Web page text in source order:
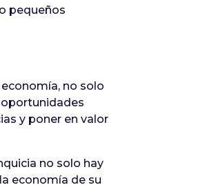
pequeños
no solo
y poner en valor
no solo hay
economía de su